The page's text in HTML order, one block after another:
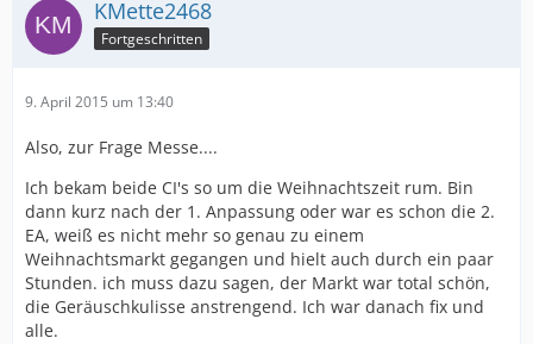
KMette2468
Fortgeschritten
9. April 2015 um 13:40
Also, zur Frage Messe....
Ich bekam beide CI's so um die Weihnachtszeit rum. Bin
dann kurz nach der 1. Anpassung oder war es schon die 2.
EA, weiß es nicht mehr so genau zu einem
Weihnachtsmarkt gegangen und hielt auch durch ein paar
Stunden. ich muss dazu sagen, der Markt war total schön,
die Geräuschkulisse anstrengend. Ich war danach fix und
alle.